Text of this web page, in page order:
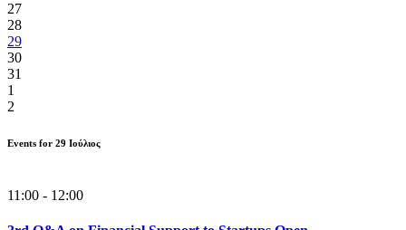
27
28
29
30
31
1
2
Events for 29 Ιούλιος
11:00 - 12:00